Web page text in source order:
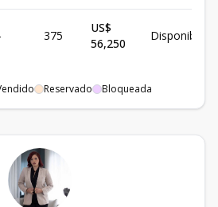
375
US$
56,250
Disponible
Reservado Bloqueada